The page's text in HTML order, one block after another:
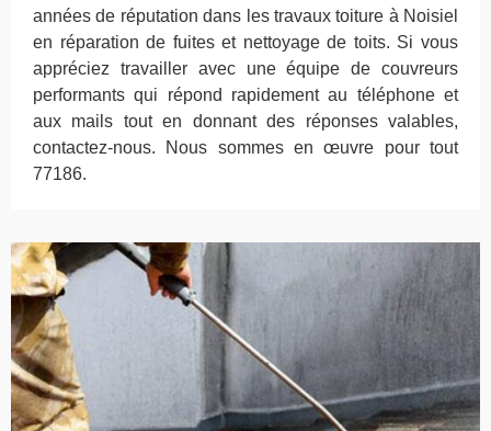
années de réputation dans les travaux toiture à Noisiel
en réparation de fuites et nettoyage de toits. Si vous
appréciez travailler avec une équipe de couvreurs
performants qui répond rapidement au téléphone et
aux mails tout en donnant des réponses valables,
contactez-nous. Nous sommes en œuvre pour tout
77186.